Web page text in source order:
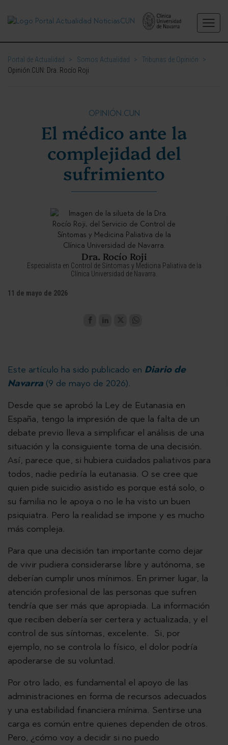
Portal de Actualidad > Somos Actualidad > Tribunas de Opinión
>
Opinión.CUN: Dra. Rocío Roji
OPINIÓN.CUN
El médico ante la
complejidad del
sufrimiento
Dra. Rocío Roji
Especialista en Control de Síntomas y Medicina Paliativa de la
Clínica Universidad de Navarra.
11 de mayo de 2026
Este artículo ha sido publicado en Diario de
Navarra (9 de mayo de 2026).
Desde que se aprobó la Ley de Eutanasia en
España, tengo la impresión de que la falta de un
debate previo lleva a simplificar el análisis de una
situación y la consiguiente toma de una decisión.
Así, parece que, si hubiera cuidados paliativos para
todos, nadie pediría la eutanasia. O se cree que
quien pide suicidio asistido es porque está solo, o
su familia no le apoya o no le ha visto un buen
psiquiatra. Pero la realidad se impone y es mucho
más compleja.
Para que una decisión tan importante como dejar
de vivir pudiera considerarse libre y autónoma, se
deberían cumplir unos mínimos. En primer lugar, la
atención profesional de las personas que sufren
tendría que ser más que apropiada. La información
que reciben debería ser certera y actualizada, y el
control de sus síntomas, excelente. Si, por
ejemplo, no se controla lo físico, el dolor podría
apoderarse de su voluntad.
Por otro lado, es fundamental el apoyo de las
administraciones en forma de recursos adecuados
y una estabilidad financiera mínima. Sentirse una
carga es común entre quienes dependen de otros.
Pero, ¿cómo voy a decidir si no puedo